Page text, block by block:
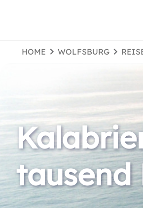
HOME WOLFSBURG
tausend